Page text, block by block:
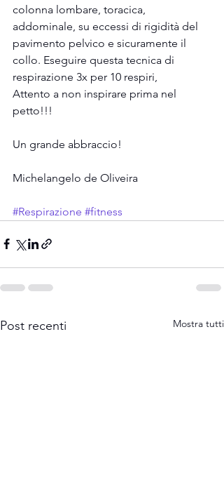
colonna lombare, toracica,
addominale, su eccessi di rigidità del
pavimento pelvico e sicuramente il
collo. Eseguire questa tecnica di
respirazione 3x per 10 respiri,
Attento a non inspirare prima nel
petto!!!
Un grande abbraccio!
Michelangelo de Oliveira
#Respirazione #fitness
Post recenti Mostra tutti